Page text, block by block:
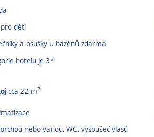
pro děti
a osušky u bazénů zdarma
hotelu je 3*
cca 22 m2
nebo vanou, WC, vysoušeč vlasů